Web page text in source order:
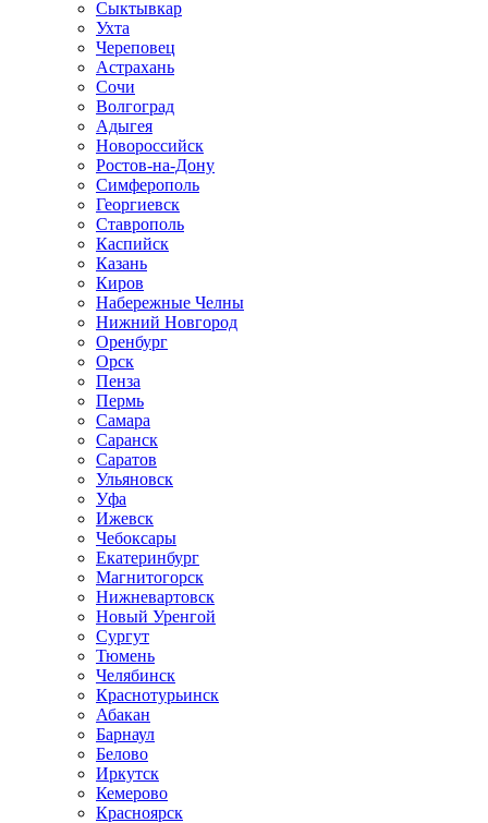
Сыктывкар
Ухта
Череповец
Астрахань
Сочи
Волгоград
Адыгея
Новороссийск
Ростов-на-Дону
Симферополь
Георгиевск
Ставрополь
Каспийск
Казань
Киров
Набережные Челны
Нижний Новгород
Оренбург
Орск
Пенза
Пермь
Самара
Саранск
Саратов
Ульяновск
Уфа
Ижевск
Чебоксары
Екатеринбург
Магнитогорск
Нижневартовск
Новый Уренгой
Сургут
Тюмень
Челябинск
Краснотурьинск
Абакан
Барнаул
Белово
Иркутск
Кемерово
Красноярск